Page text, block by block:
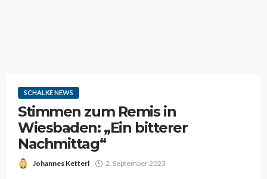
SCHALKE NEWS
Stimmen zum Remis in
Wiesbaden: „Ein bitterer
Nachmittag“
Johannes Ketterl 2. September 2023